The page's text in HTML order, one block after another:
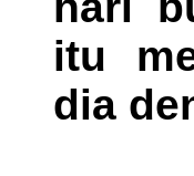
itu
dia